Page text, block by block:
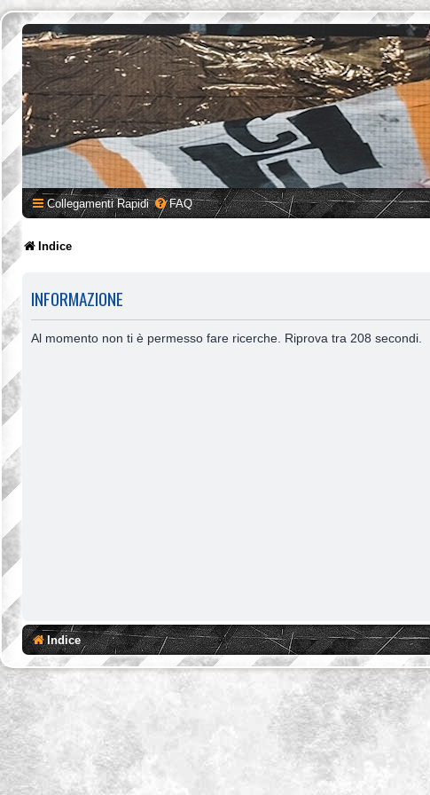
Collegamenti Rapidi FAQ
Indice
INFORMAZIONE
Al momento non ti è permesso fare ricerche. Riprova tra 208 secondi.
Indice